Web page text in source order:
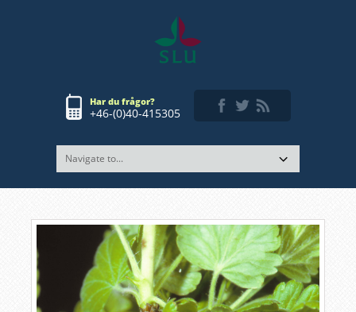
Har du frågor?
+46-(0)40-415305